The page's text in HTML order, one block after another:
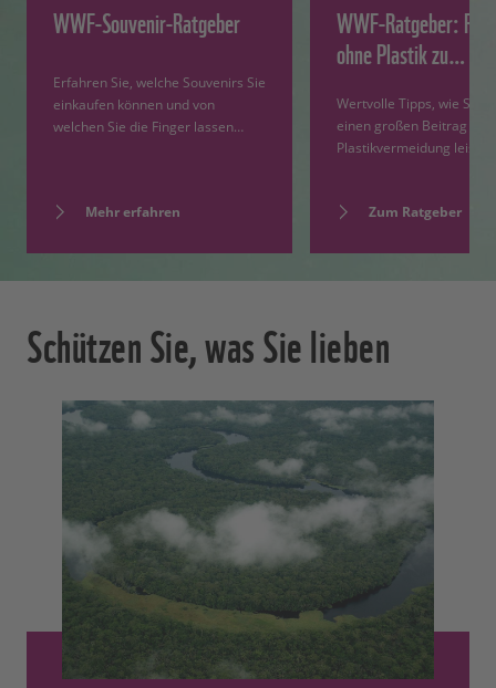
WWF-Souvenir-Ratgeber
Erfahren Sie, welche Souvenirs Sie
einkaufen können und von
welchen Sie die Finger lassen…
Mehr erfahren
WWF-Ratgeber:
ohne Plastik zu…
Wertvolle Tipps, wie Sie
einen großen Beitrag zur
Plastikvermeidung
Zum Ratgeber
Schützen Sie, was Sie lieben